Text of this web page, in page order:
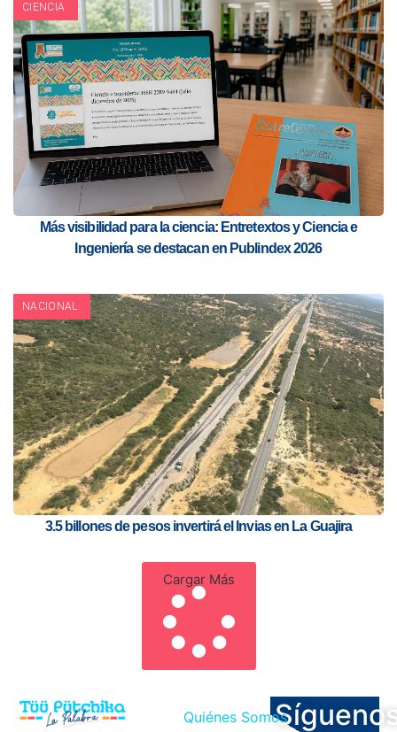
CIENCIA
Más visibilidad para la ciencia: Entretextos y Ciencia e
Ingeniería se destacan en Publindex 2026
NACIONAL
3.5 billones de pesos invertirá el Invias en La Guajira
Cargar Más
Quiénes Somos